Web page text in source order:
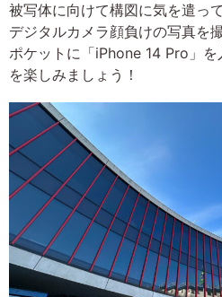
被写体に向けて構図に気を遣っ
デジタルカメラ顔負けの写真を
ポケットに「iPhone 14 Pro」
を楽しみましょう！